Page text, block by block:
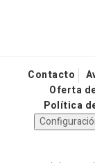
Contacto
Oferta
Política